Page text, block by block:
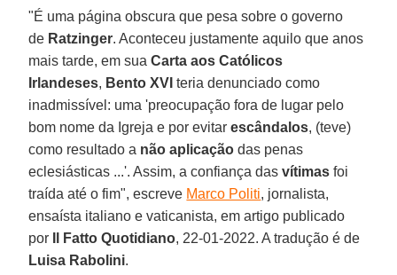
"É uma página obscura que pesa sobre o governo
de Ratzinger. Aconteceu justamente aquilo que anos
mais tarde, em suaCarta aos Católicos
Irlandeses, Bento XVI teria denunciado como
inadmissível: uma 'preocupação fora de lugar pelo
bom nome da Igreja e por evitarescândalos, (teve)
como resultado a não aplicação das penas
eclesiásticas ...'. Assim, a confiança dasvítimas foi
traída até o fim", escreve Marco Politi, jornalista,
ensaísta italiano e vaticanista, em artigo publicado
por
Il Fatto Quotidiano, 22-01-2022. A tradução é de
Luisa Rabolini.